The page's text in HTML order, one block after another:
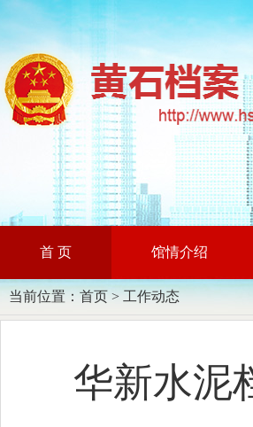
首 页 馆情介绍
当前位置： 首页 > 工作动态
华新水泥